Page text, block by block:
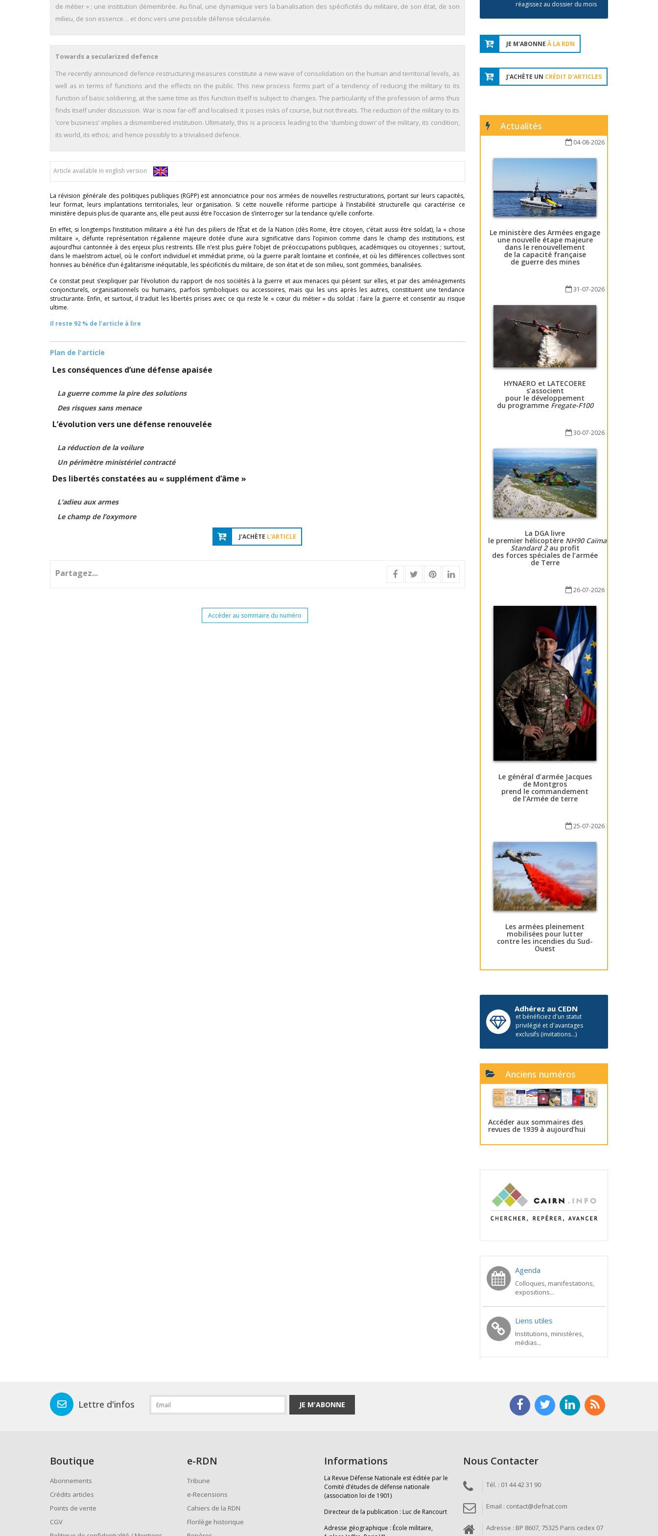
de métier » ; une institution démembrée. Au final, une dynamique vers la banalisation des spécificités du militaire, de son état, de son
milieu, de son essence… et donc vers une possible défense sécularisée.
Towards a secularized defence
The recently announced defence restructuring measures constitute a new wave of consolidation on the human and territorial levels, as
well as in terms of functions and the effects on the public. This new process forms part of a tendency of reducing the military to its
function of ba­sic soldiering, at the same time as this function itself is subject to changes. The particularity of the profession of arms thus
finds itself under discussion. War is now far-off and localised: it poses risks of course, but not threats. The reduction of the military to its
‘core busi­ness’ implies a dismembered institution. Ultimately, this is a process leading to the ‘dumbing down’ of the military, its condition,
its world, its ethos; and hence possibly to a trivialised defence.
Article available in english version
La révision générale des politiques publiques (RGPP) est annonciatrice pour nos armées de nouvelles restructurations, portant sur leurs capacités,
leur format, leurs implantations territoriales, leur organisation. Si cette nouvelle réforme participe à l’instabilité structurelle qui caractérise ce
ministère depuis plus de quarante ans, elle peut aussi être l’occasion de s’interroger sur la tendance qu’elle conforte.
En effet, si longtemps l’institution militaire a été l’un des piliers de l’État et de la Nation (dès Rome, être citoyen, c’était aussi être soldat), la « chose
militaire », défunte représentation régalienne majeure dotée d’une aura significative dans l’opinion comme dans le champ des institutions, est
aujourd’hui cantonnée à des enjeux plus restreints. Elle n’est plus guère l’objet de préoccupations publiques, académiques ou citoyennes ; surtout,
dans le maelstrom actuel, où le confort individuel et immédiat prime, où la guerre paraît lointaine et confinée, et où les différences collectives sont
honnies au bénéfice d’un égalitarisme inéquitable, les spécificités du militaire, de son état et de son milieu, sont gommées, banalisées.
Ce constat peut s’expliquer par l’évolution du rapport de nos sociétés à la guerre et aux menaces qui pèsent sur elles, et par des aménagements
conjoncturels, organisationnels ou humains, parfois symboliques ou accessoires, mais qui les uns après les autres, constituent une tendance
structurante. Enfin, et surtout, il traduit les libertés prises avec ce qui reste le « cœur du métier » du soldat : faire la guerre et consentir au risque
ultime.
Il reste 92 % de l'article à lire
Plan de l'article
Les conséquences d’une défense apaisée
La guerre comme la pire des solutions
Des risques sans menace
L’évolution vers une défense renouvelée
La réduction de la voilure
Un périmètre ministériel contracté
Des libertés constatées au « supplément d’âme »
L’adieu aux armes
Le champ de l’oxymore
J'ACHÈTE L'ARTICLE
Partagez...
Accéder au sommaire du numéro
réagissez au dossier du mois
JE M'ABONNE À LA RDN
J'ACHÈTE UN CRÉDIT D'ARTICLES
Actualités
04-08-2026
Le ministère des Armées engage
une nouvelle étape majeure
dans le renouvellement
de la capacité française
de guerre des mines
31-07-2026
HYNAERO et LATECOERE
s’associent
pour le développement
du programme Fregate-F100
30-07-2026
La DGA livre
le premier hélicoptère NH90 Caïman
Standard 2au profit
des forces spéciales de l’armée
de Terre
26-07-2026
Le général d’armée Jacques
de Montgros
prend le commandement
de l’Armée de terre
25-07-2026
Les armées pleinement
mobilisées pour lutter
contre les incendies du Sud-
Ouest
Adhérez au CEDN
et bénéficiez d'un statut
privilégié et d'avantages
exclusifs (invitations...)
Anciens numéros
Accéder aux sommaires des
revues de 1939 à aujourd’hui
Agenda
Colloques, manifestations,
expositions...
Liens utiles
Institutions, ministères,
médias...
Lettre d'infos JE M'ABONNE
Boutique
Abonnements
Crédits articles
Points de vente
CGV
e-RDN
Tribune
e-Recensions
Cahiers de la RDN
Florilège historique
Informations
La Revue Défense Nationale est éditée par le
Comité d’études de défense nationale
(association loi de 1901)
Directeur de la publication : Luc de Rancourt
Adresse géographique : École militaire,
Nous Contacter
Tél. : 01 44 42 31 90
Email : contact@defnat.com
Adresse : BP 8607, 75325 Paris cedex 07